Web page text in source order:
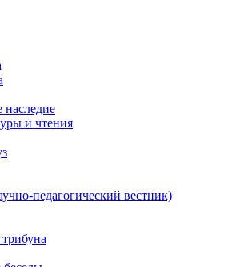
наследие
и чтения
педагогический вестник)